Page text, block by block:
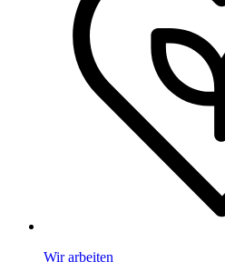
Wir arbeiten